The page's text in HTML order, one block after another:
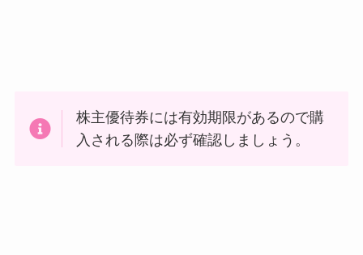
株主優待券には有効期限があるので購
入される際は必ず確認しましょう。